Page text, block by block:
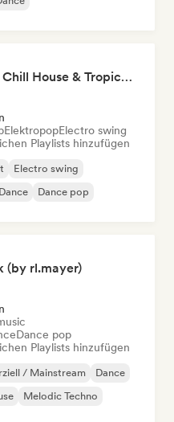
Summer Nights | Chill House & Tropical Beats
ElektropopElectro swing
Playlists hinzufügen
Electro swing
Dance pop
(by rl.mayer)
Dance pop
Playlists hinzufügen
/ Mainstream
Dance
Melodic Techno